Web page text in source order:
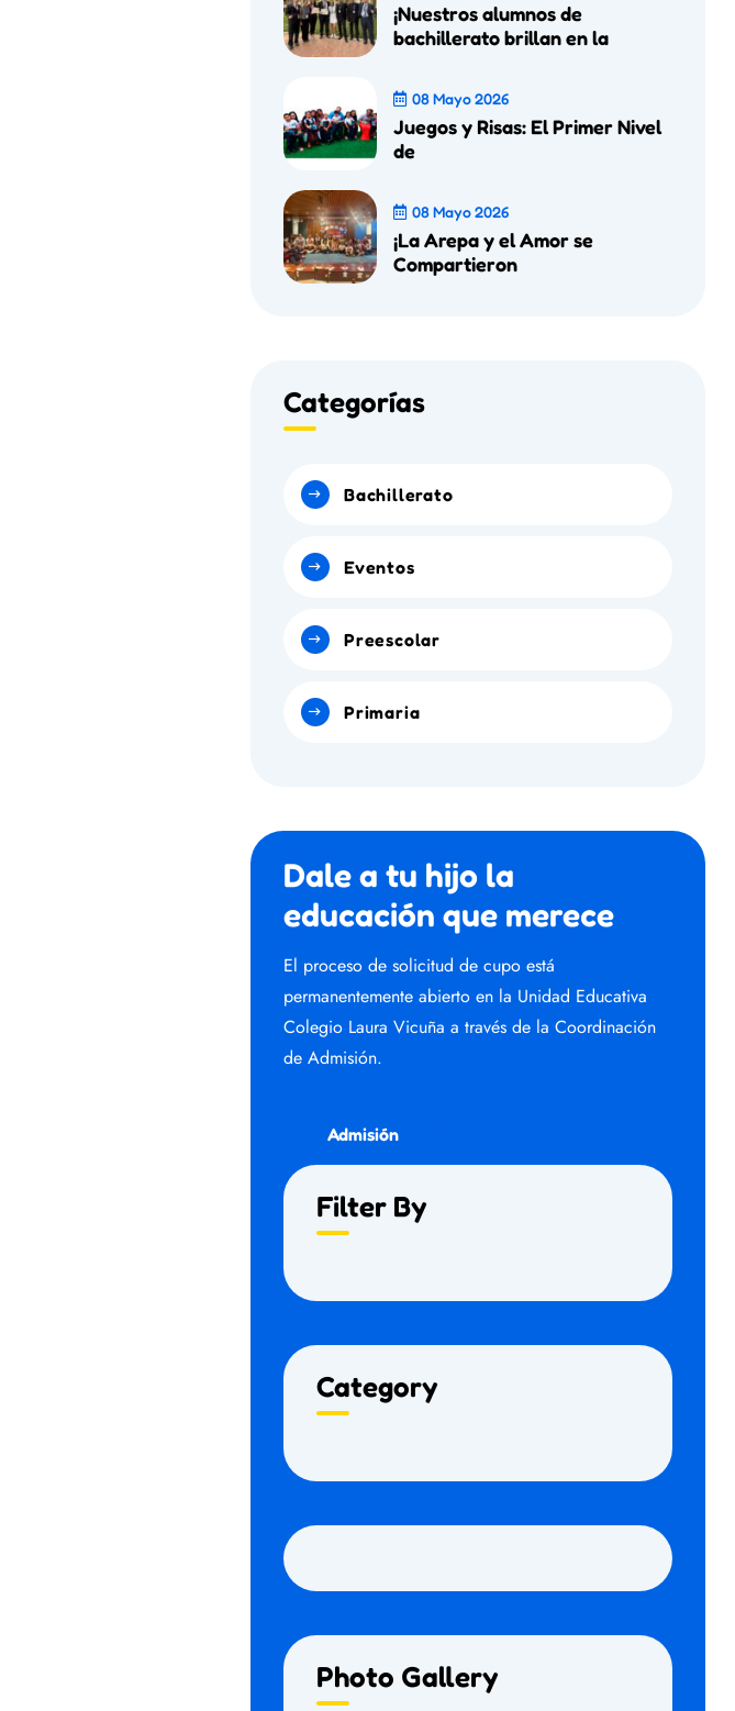
¡Nuestros alumnos de
bachillerato brillan en la
08 Mayo 2026
Juegos y Risas: El Primer Nivel
de
08 Mayo 2026
¡La Arepa y el Amor se
Compartieron
Categorías
Bachillerato
Eventos
Preescolar
Primaria
Dale a tu hijo la
educación que merece
El proceso de solicitud de cupo está
permanentemente abierto en la Unidad Educativa
Colegio Laura Vicuña a través de la Coordinación
de Admisión.
Admisión
Filter By
Category
Photo Gallery